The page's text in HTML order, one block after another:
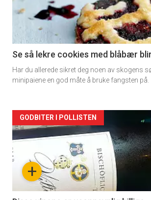
-
section
11
Dagens
Se så lekre cookies med blåbær blir
Har du allerede sikret deg noen av skogens
minipaiene en god måte å bruke fangsten på.
Artikler
detail
-
section
+
GODBITER I POLLISTEN